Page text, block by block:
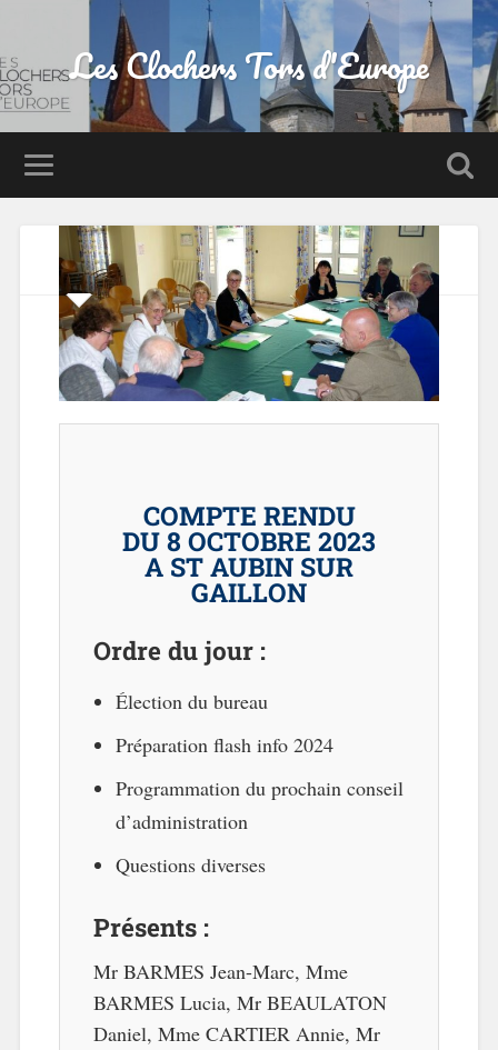
Les Clochers Tors d'Europe
COMPTE RENDU
DU 8 OCTOBRE 2023
A ST AUBIN SUR
GAILLON
Ordre du jour :
Élection du bureau
Préparation flash info 2024
Programmation du prochain conseil
d’administration
Questions diverses
Présents :
Mr BARMES Jean-Marc, Mme
BARMES Lucia, Mr BEAULATON
Daniel, Mme CARTIER Annie, Mr